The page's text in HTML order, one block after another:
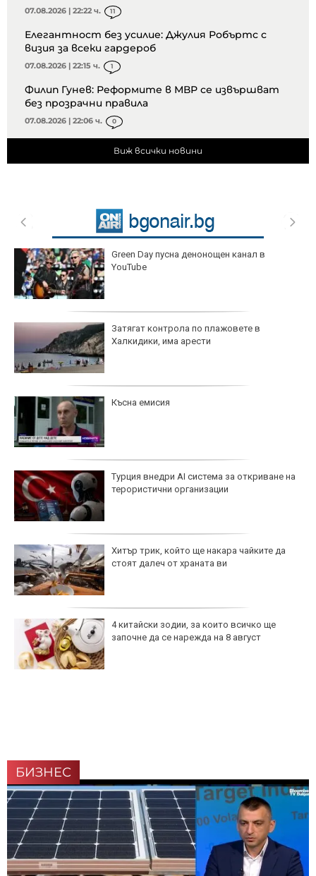
07.08.2026 | 22:22 ч. 11
Елегантност без усилие: Джулия Робъртс с
визия за всеки гардероб
07.08.2026 | 22:15 ч. 1
Филип Гунев: Реформите в МВР се извършват
без прозрачни правила
07.08.2026 | 22:06 ч. 0
Виж всички новини
Green Day пусна денонощен канал в
YouTube
Затягат контрола по плажовете в
Халкидики, има арести
Късна емисия
Турция внедри AI система за откриване на
терористични организации
Хитър трик, който ще накара чайките да
стоят далеч от храната ви
4 китайски зодии, за които всичко ще
започне да се нарежда на 8 август
БИЗНЕС